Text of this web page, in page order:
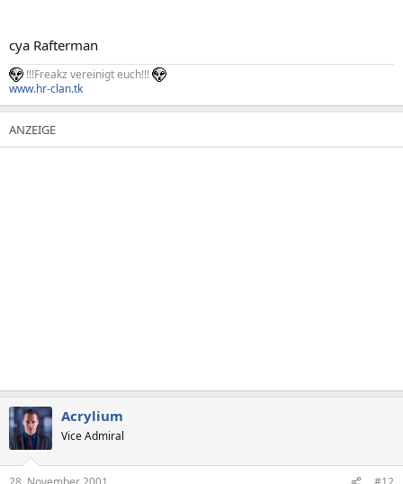
cya Rafterman
!!!Freakz vereinigt euch!!!
www.hr-clan.tk
Acrylium
Vice Admiral